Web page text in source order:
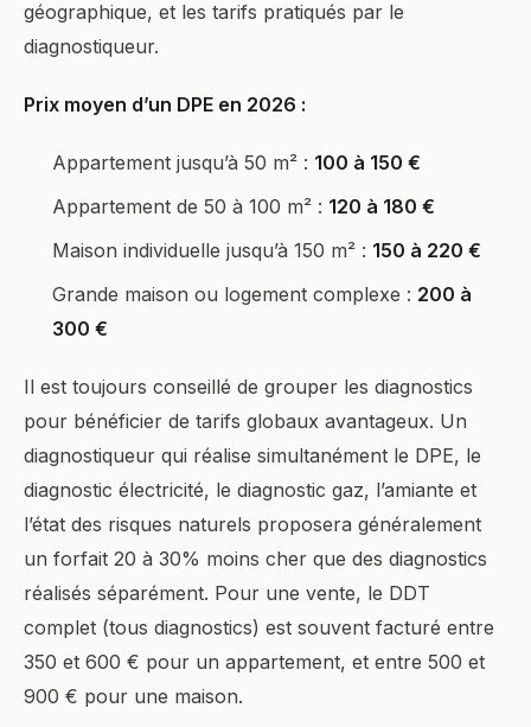
géographique, et les tarifs pratiqués par le
diagnostiqueur.
Prix moyen d’un DPE en 2026 :
Appartement jusqu’à 50 m² : 100 à 150 €
Appartement de 50 à 100 m² : 120 à 180 €
Maison individuelle jusqu’à 150 m² : 150 à 220 €
Grande maison ou logement complexe : 200 à
300 €
Il est toujours conseillé de grouper les diagnostics
pour bénéficier de tarifs globaux avantageux. Un
diagnostiqueur qui réalise simultanément le DPE, le
diagnostic électricité, le diagnostic gaz, l’amiante et
l’état des risques naturels proposera généralement
un forfait 20 à 30% moins cher que des diagnostics
réalisés séparément. Pour une vente, le DDT
complet (tous diagnostics) est souvent facturé entre
350 et 600 € pour un appartement, et entre 500 et
900 € pour une maison.